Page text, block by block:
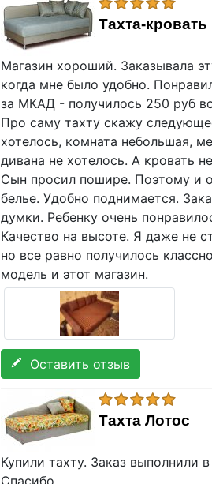
Тахта-
Магазин хороший. Заказывала
когда мне было удобно.
за МКАД - получилось 250 руб
Про саму тахту скажу
хотелось, комната небольшая,
дивана не хотелось. А кровать
Сын просил пошире. Поэтому и
белье. Удобно поднимается.
думки. Ребенку очень
Качество на высоте. Я даже не
но все равно получилось
модель и этот магазин.
Оставить отзыв
Тахта Лотос
Купили тахту. Заказ выполнили
Спасибо.